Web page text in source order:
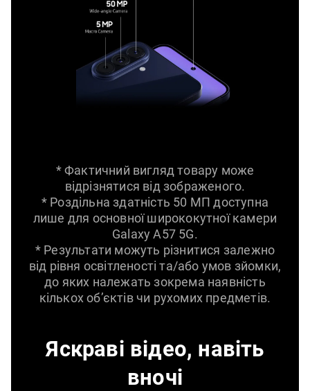
* Фактичний вигляд товару може
відрізнятися від зображеного.
* Роздільна здатність 50 МП доступна
лише для основної ширококутної камери
Galaxy A57 5G.
* Результати можуть різнитися залежно
від рівня освітленості та/або умов зйомки,
до яких належать зокрема наявність
кількох об’єктів чи рухомих предметів.
Яскраві відео, навіть
вночі